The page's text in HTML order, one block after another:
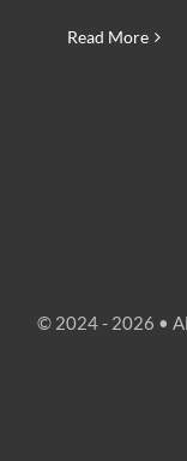
Read More
© 2024 - 2026 •